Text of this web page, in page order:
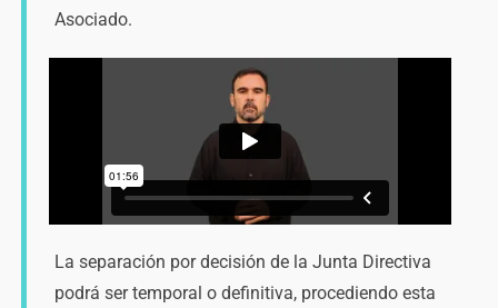
Asociado.
La separación por decisión de la Junta Directiva
podrá ser temporal o definitiva, procediendo esta